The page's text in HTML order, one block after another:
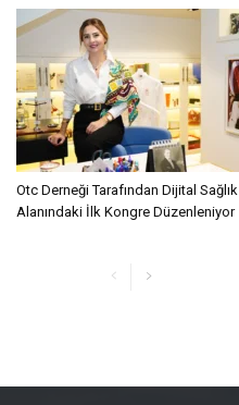
Otc Derneği Tarafından Dijital Sağlık
Alanındaki İlk Kongre Düzenleniyor